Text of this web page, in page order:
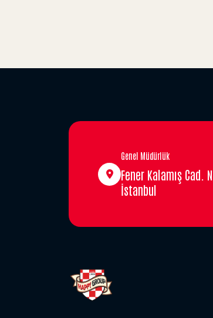
Genel Müdürlük
Fener Kalamış Cad.
İstanbul